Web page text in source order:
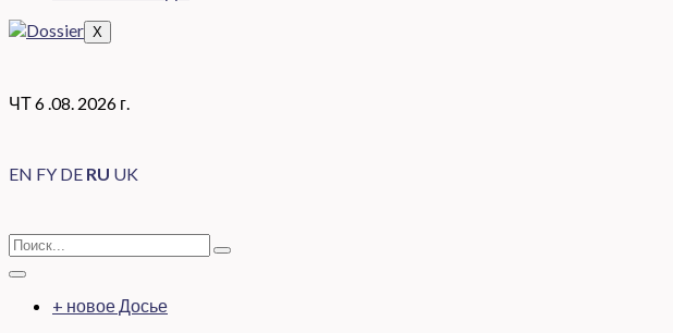
X
ЧТ 6 .08. 2026 г.
EN FY DE RU UK
+ новое Досье